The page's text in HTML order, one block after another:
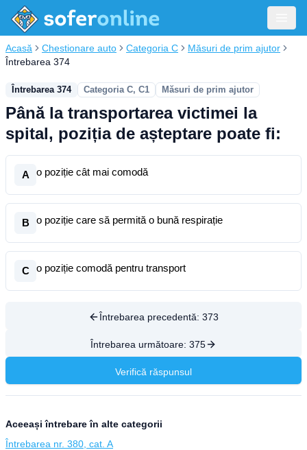
Acasă Chestionare auto Categoria C
Măsuri de prim ajutor
Întrebarea 374
Întrebarea 374 Categoria C, C1 Măsuri de prim ajutor
Până la transportarea victimei la
spital, poziția de așteptare poate fi:
A o poziție cât mai comodă
B o poziție care să permită o bună respirație
C o poziție comodă pentru transport
Întrebarea precedentă: 373
Întrebarea următoare: 375
Verifică răspunsul
Aceeași întrebare în alte categorii
Întrebarea nr. 380, cat. A